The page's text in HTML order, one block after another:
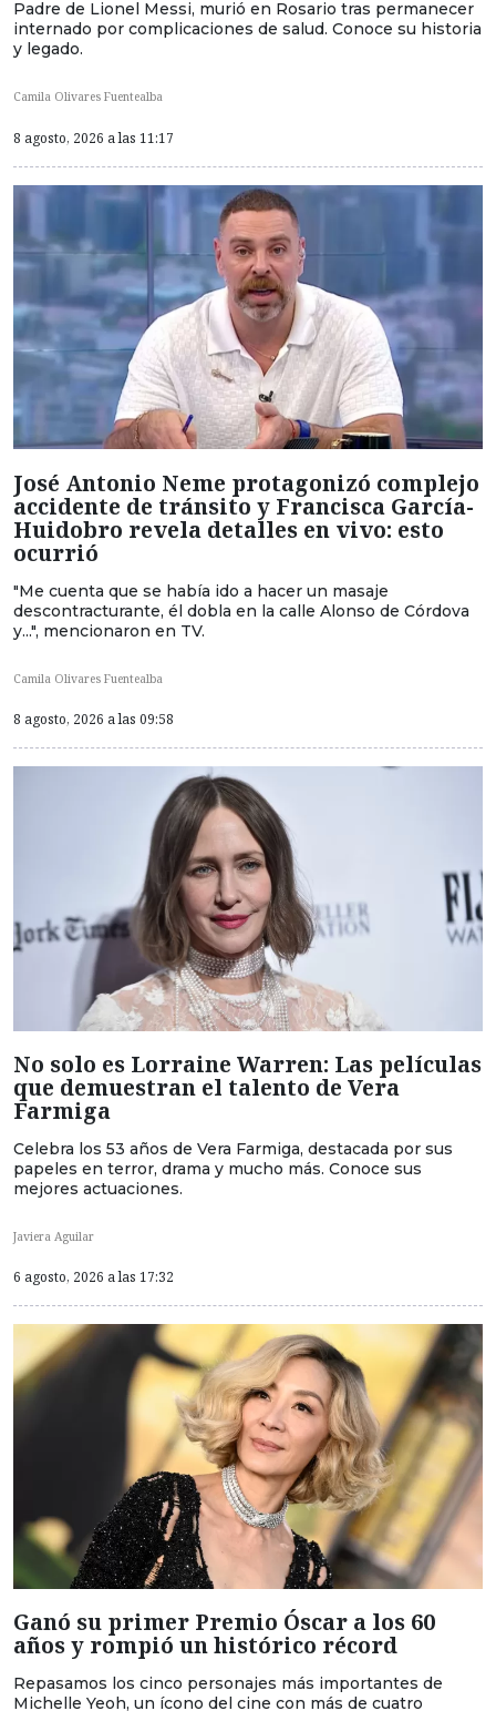
Padre de Lionel Messi, murió en Rosario tras permanecer
internado por complicaciones de salud. Conoce su historia
y legado.
Camila Olivares Fuentealba
8 agosto, 2026 a las 11:17
José Antonio Neme protagonizó complejo
accidente de tránsito y Francisca García-
Huidobro revela detalles en vivo: esto
ocurrió
"Me cuenta que se había ido a hacer un masaje
descontracturante, él dobla en la calle Alonso de Córdova
y...", mencionaron en TV.
Camila Olivares Fuentealba
8 agosto, 2026 a las 09:58
No solo es Lorraine Warren: Las películas
que demuestran el talento de Vera
Farmiga
Celebra los 53 años de Vera Farmiga, destacada por sus
papeles en terror, drama y mucho más. Conoce sus
mejores actuaciones.
Javiera Aguilar
6 agosto, 2026 a las 17:32
Ganó su primer Premio Óscar a los 60
años y rompió un histórico récord
Repasamos los cinco personajes más importantes de
Michelle Yeoh, un ícono del cine con más de cuatro